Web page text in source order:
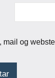
mail og